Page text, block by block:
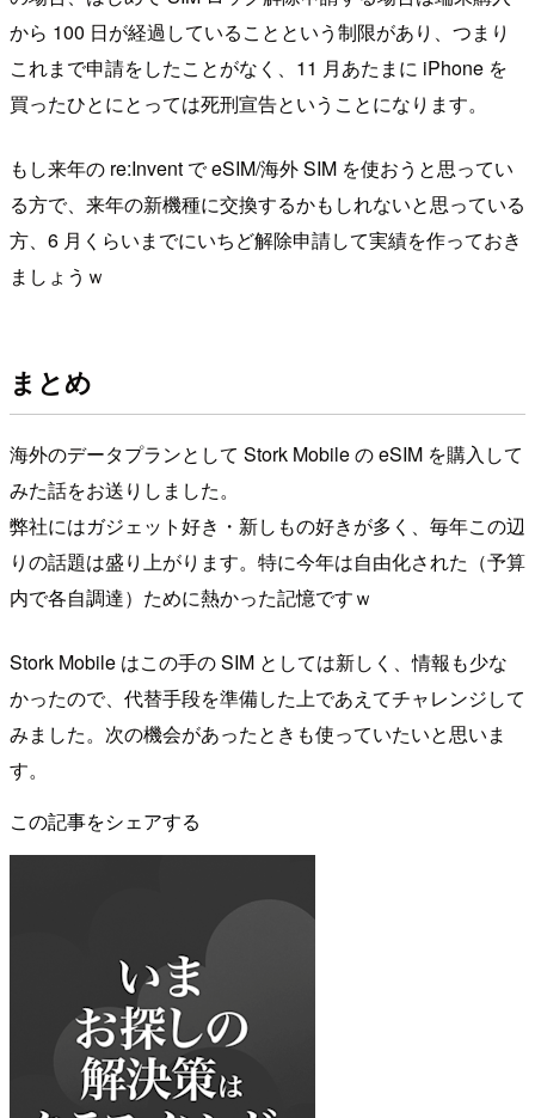
から 100 日が経過していることという制限があり、つまり
これまで申請をしたことがなく、11 月あたまに iPhone を
買ったひとにとっては死刑宣告ということになります。
もし来年の re:Invent で eSIM/海外 SIM を使おうと思ってい
る方で、来年の新機種に交換するかもしれないと思っている
方、6 月くらいまでにいちど解除申請して実績を作っておき
ましょうｗ
まとめ
海外のデータプランとして Stork Mobile の eSIM を購入して
みた話をお送りしました。
弊社にはガジェット好き・新しもの好きが多く、毎年この辺
りの話題は盛り上がります。特に今年は自由化された（予算
内で各自調達）ために熱かった記憶ですｗ
Stork Mobile はこの手の SIM としては新しく、情報も少な
かったので、代替手段を準備した上であえてチャレンジして
みました。次の機会があったときも使っていたいと思いま
す。
この記事をシェアする